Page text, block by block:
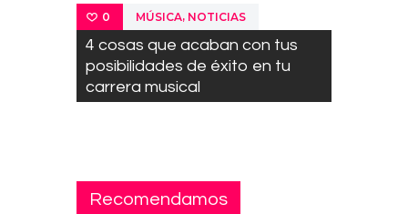
0 MÚSICA, NOTICIAS
4 cosas que acaban con tus
posibilidades de éxito en tu
carrera musical
Recomendamos